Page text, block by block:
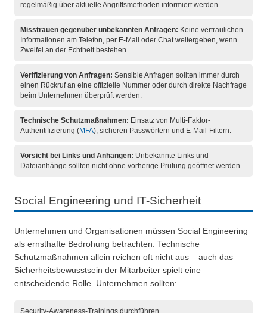
regelmäßig über aktuelle Angriffsmethoden informiert werden.
Misstrauen gegenüber unbekannten Anfragen: Keine vertraulichen
Informationen am Telefon, per E-Mail oder Chat weitergeben, wenn
Zweifel an der Echtheit bestehen.
Verifizierung von Anfragen: Sensible Anfragen sollten immer durch
einen Rückruf an eine offizielle Nummer oder durch direkte Nachfrage
beim Unternehmen überprüft werden.
Technische Schutzmaßnahmen: Einsatz von Multi-Faktor-
Authentifizierung (MFA), sicheren Passwörtern und E-Mail-Filtern.
Vorsicht bei Links und Anhängen: Unbekannte Links und
Dateianhänge sollten nicht ohne vorherige Prüfung geöffnet werden.
Social Engineering und IT-Sicherheit
Unternehmen und Organisationen müssen Social Engineering
als ernsthafte Bedrohung betrachten. Technische
Schutzmaßnahmen allein reichen oft nicht aus – auch das
Sicherheitsbewusstsein der Mitarbeiter spielt eine
entscheidende Rolle. Unternehmen sollten:
Security-Awareness-Trainings durchführen.